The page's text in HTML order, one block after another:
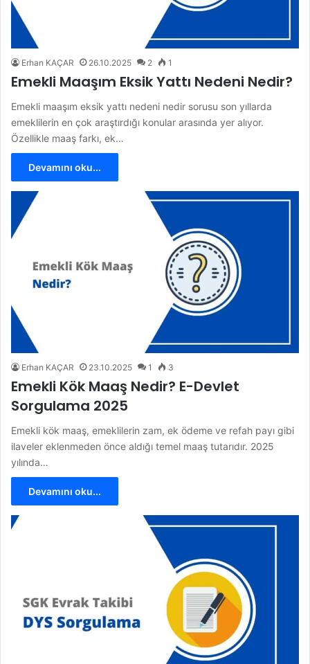
Erhan KAÇAR 26.10.2025 2 1
Emekli Maaşım Eksik Yattı Nedeni Nedir?
Emekli maaşım eksik yattı nedeni nedir sorusu son yıllarda
emeklilerin en çok araştırdığı konular arasında yer alıyor.
Özellikle maaş farkı, ek…
Devamını oku...
Erhan KAÇAR 23.10.2025 1 3
Emekli Kök Maaş Nedir? E-Devlet
Sorgulama 2025
Emekli kök maaş, emeklilerin zam, ek ödeme ve refah payı gibi
ilaveler eklenmeden önce aldığı temel maaş tutarıdır. 2025
yılında…
Devamını oku...